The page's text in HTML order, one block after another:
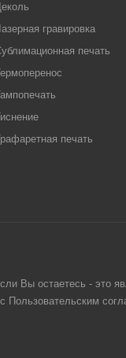
гравировка
печать
печать
Вы остаетесь - это
Пользовательским